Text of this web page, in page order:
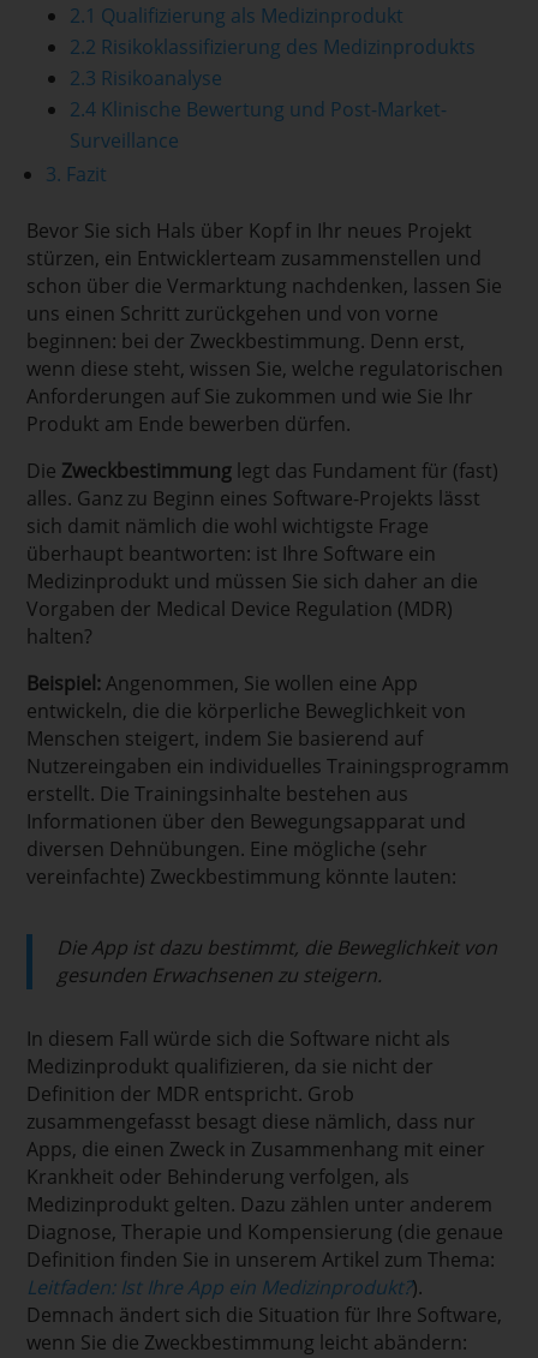
2.1 Qualifizierung als Medizinprodukt
2.2 Risikoklassifizierung des Medizinprodukts
2.3 Risikoanalyse
2.4 Klinische Bewertung und Post-Market-
Surveillance
3. Fazit
Bevor Sie sich Hals über Kopf in Ihr neues Projekt
stürzen, ein Entwicklerteam zusammenstellen und
schon über die Vermarktung nachdenken, lassen Sie
uns einen Schritt zurückgehen und von vorne
beginnen: bei der Zweckbestimmung. Denn erst,
wenn diese steht, wissen Sie, welche regulatorischen
Anforderungen auf Sie zukommen und wie Sie Ihr
Produkt am Ende bewerben dürfen.
Die Zweckbestimmung legt das Fundament für (fast)
alles. Ganz zu Beginn eines Software-Projekts lässt
sich damit nämlich die wohl wichtigste Frage
überhaupt beantworten: ist Ihre Software ein
Medizinprodukt und müssen Sie sich daher an die
Vorgaben der Medical Device Regulation (MDR)
halten?
Beispiel:Angenommen, Sie wollen eine App
entwickeln, die die körperliche Beweglichkeit von
Menschen steigert, indem Sie basierend auf
Nutzereingaben ein individuelles Trainingsprogramm
erstellt. Die Trainingsinhalte bestehen aus
Informationen über den Bewegungsapparat und
diversen Dehnübungen. Eine mögliche (sehr
vereinfachte) Zweckbestimmung könnte lauten:
Die App ist dazu bestimmt, die Beweglichkeit von
gesunden Erwachsenen zu steigern.
In diesem Fall würde sich die Software nicht als
Medizinprodukt qualifizieren, da sie nicht der
Definition der MDR entspricht. Grob
zusammengefasst besagt diese nämlich, dass nur
Apps, die einen Zweck in Zusammenhang mit einer
Krankheit oder Behinderung verfolgen, als
Medizinprodukt gelten. Dazu zählen unter anderem
Diagnose, Therapie und Kompensierung (die genaue
Definition finden Sie in unserem Artikel zum Thema:
Leitfaden: Ist Ihre App ein Medizinprodukt?).
Demnach ändert sich die Situation für Ihre Software,
wenn Sie die Zweckbestimmung leicht abändern: